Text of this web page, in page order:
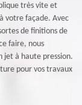
très vite et
votre façade. Avec
de finitions de
faire, nous
jet à haute pression.
pour vos travaux